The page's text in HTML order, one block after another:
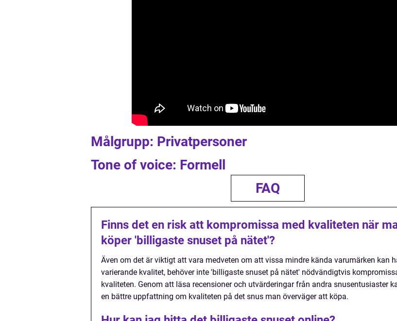
Målgrupp: Privatpersoner
Tone of voice: Formell
FAQ
Finns det en risk att kompromissa med kvaliteten när
köper 'billigaste snuset på nätet'?
Även om det är viktigt att vara medveten om att vissa mindre kända varumärken kan
varierande kvalitet, behöver inte 'billigaste snuset på nätet' nödvändigtvis
kvaliteten. Genom att läsa recensioner och utvärderingar från andra snusentusiaster
en bättre uppfattning om kvaliteten på det snus man överväger att köpa.